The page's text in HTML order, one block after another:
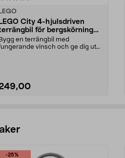
LEGO
LEGO City 4-hjulsdriven
för bergskörning
från 6 år
Bygg en terrängbil med
vinsch och ge dig ut
-25%